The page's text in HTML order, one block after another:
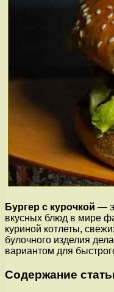
Бургер с курочкой —
вкусных блюд в мире
куриной котлеты,
булочного изделия
вариантом для
Содержание